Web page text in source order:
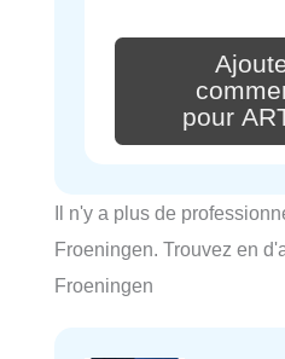
pour
Il n'y a plus de
Froeningen. Trouvez en
Froeningen